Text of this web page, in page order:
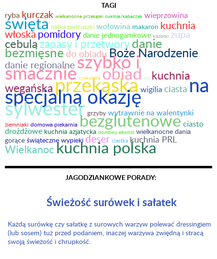
TAGI
ryba kurczak wielkanocne przekąski cukinia/kabaczek wieprzowina
święta natka pietruszki wołowina makaron kuchnia
włoskapomidory danie jednogarnkowe kiszonki zupa
cebulazapasy i przetworydanie
bezmięsnedo obiadu Boże Narodzenie
danie regionalne szybko i
smacznie czekolada obiad ryż kuchnia
wegańskaprzekąskawigilia ciastana
specjalną okazję
sylwester grzyby wytrawnie na walentynki
ziemniaki domowa piekarnia bezglutenoweciasto
drożdżowe kuchnia azjatycka domowy alkohol wielkanocne dania
gorące świąteczne wypieki deser ciastka kuchnia PRL
Wielkanockuchnia polska
JAGODZIANKOWE PORADY:
Świeżość surówek i sałatek
Każdą surówkę czy sałatkę z surowych warzyw polewać dressingiem
(lub sosem) tuż przed podaniem, inaczej warzywa zwiędną i stracą
swoją świeżość i chrupkość.